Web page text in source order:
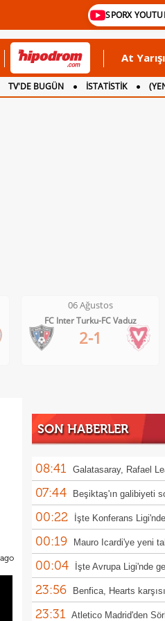
SPORX
At Yarışı
TV'DE BUGÜN İSTATİSTİK
06 Ağustos
FC Inter Turku-FC Vaduz
2-1
SON HABERLER
08:41 Galatasaray, Rafael
masadaki rakam
07:44 Beşiktaş'ın galibiyeti
puanında son durum
00:22 İşte Konferans
00:19 Mauro Icardi'ye yeni
00:04 İşte Avrupa Ligi'nde
23:56 Benfica, Hearts
yağdı!
23:31 Atletico Madrid'den